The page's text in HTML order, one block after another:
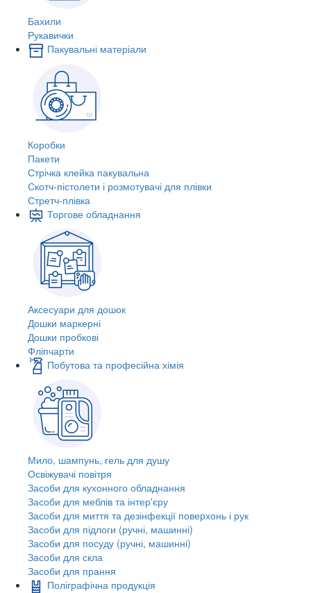
Бахили
Рукавички
Пакувальні матеріали
Коробки
Пакети
Стрічка клейка пакувальна
Скотч-пістолети і розмотувачі для плівки
Стретч-плівка
Торгове обладнання
Аксесуари для дошок
Дошки маркерні
Дошки пробкові
Фліпчарти
Побутова та професійна хімія
Мило, шампунь, гель для душу
Освіжувачі повітря
Засоби для кухонного обладнання
Засоби для меблів та інтер'єру
Засоби для миття та дезінфекції поверхонь і рук
Засоби для підлоги (ручні, машинні)
Засоби для посуду (ручні, машинні)
Засоби для скла
Засоби для прання
Поліграфічна продукція